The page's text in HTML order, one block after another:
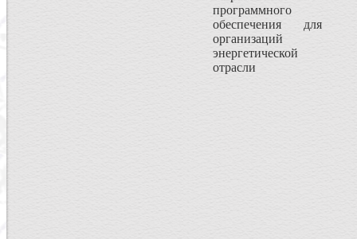
программного
обеспечения для
организаций
энергетической
отрасли